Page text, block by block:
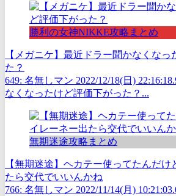
勝利の女神NIKKE攻略まとめ
【メガニケ】最近ドラー聞かなくなっ
た？
649: 名無しマン 2022/12/18(日)
なくなったけど評価下がった？...
無期迷途攻略まとめ
【無期迷途】ヘカテー使ってたんだけ
たら交代でいいんかね
766: 名無しマン 2022/11/14(月)